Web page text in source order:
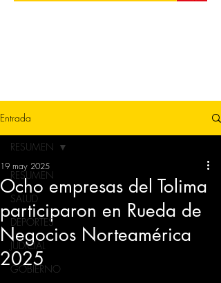
Entrada
RESUMEN
SALUD
DEPORTES
JUDICIAL
GOBIERNO
RESUMEN
Ocho empresas del Tolima
participaron en Rueda de
Negocios Norteamérica
2025
19 may 2025